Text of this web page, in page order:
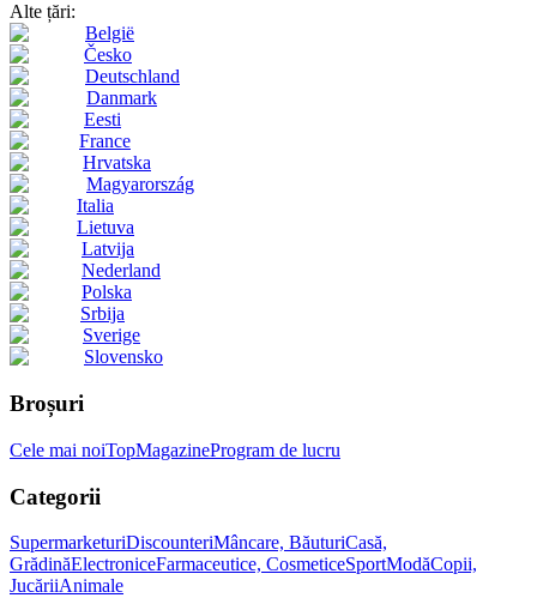
Alte țări:
België
Česko
Deutschland
Danmark
Eesti
France
Hrvatska
Magyarország
Italia
Lietuva
Latvija
Nederland
Polska
Srbija
Sverige
Slovensko
Broșuri
Cele mai noiTopMagazineProgram de lucru
Categorii
SupermarketuriDiscounteriMâncare, BăuturiCasă,
GrădinăElectroniceFarmaceutice, CosmeticeSportModăCopii,
JucăriiAnimale